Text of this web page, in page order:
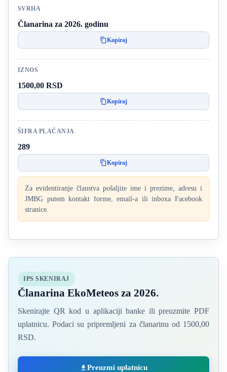
SVRHA
Članarina za 2026. godinu
Kopiraj
IZNOS
1500,00 RSD
Kopiraj
ŠIFRA PLAĆANJA
289
Kopiraj
Za evidentiranje članstva pošaljite ime i prezime, adresu i
JMBG putem kontakt forme, email-a ili inboxa Facebook
stranice.
IPS SKENIRAJ
Članarina EkoMeteos za 2026.
Skenirajte QR kod u aplikaciji banke ili preuzmite PDF
uplatnicu. Podaci su pripremljeni za članarinu od 1500,00
RSD.
Preuzmi uplatnicu